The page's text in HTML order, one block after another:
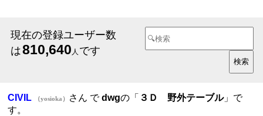
現在の登録ユーザー数
は810,640 人 です
CIVIL （yosioka） さん でdwgの「 ３Ｄ 野外テーブル」で
す。